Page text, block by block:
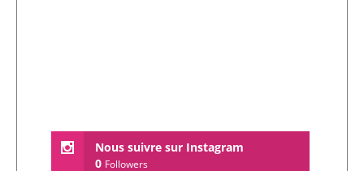
Nous suivre sur Instagram
0 Followers